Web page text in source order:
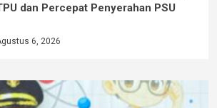
dan Percepat Penyerahan PSU
6, 2026